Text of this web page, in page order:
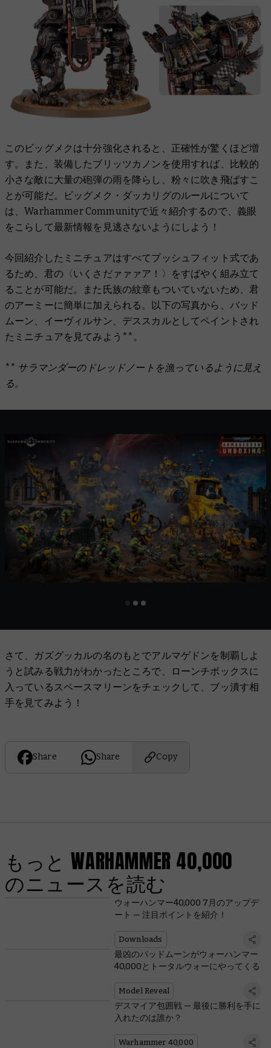
このビッグメクは十分強化されると、正確性が驚くほど増
す。また、装備したブリッツカノンを使用すれば、比較的
小さな敵に大量の砲弾の雨を降らし、粉々に吹き飛ばすこ
とが可能だ。ビッグメク・ダッカリグのルールについて
は、Warhammer Communityで近々紹介するので、義眼
をこらして最新情報を見逃さないようにしよう！
今回紹介したミニチュアはすべてプッシュフィット式であ
るため、君の〈いくさだァァァア！〉をすばやく組み立て
ることが可能だ。また氏族の紋章もついていないため、君
のアーミーに簡単に加えられる。以下の写真から、バッド
ムーン、イーヴィルサン、デススカルとしてペイントされ
たミニチュアを見てみよう**。
** サラマンダーのドレッドノートを漁っているように見え
る。
さて、ガズグッカルの名のもとでアルマゲドンを制覇しよ
うと試みる戦力がわかったところで、ローンチボックスに
入っているスペースマリーンをチェックして、ブッ潰す相
手を見てみよう！
Share Share Copy
もっと WARHAMMER 40,000
のニュースを読む
ウォーハンマー40,000 7月のアップデ
ート — 注目ポイントを紹介！
Downloads
最凶のバッドムーンがウォーハンマー
40,000とトータルウォーにやってくる
Model Reveal
デスマイア包囲戦 — 最後に勝利を手に
入れたのは誰か？
Warhammer 40,000